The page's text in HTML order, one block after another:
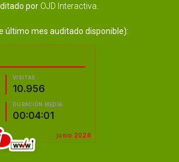
por OJD Interactiva
último mes auditado disponible):